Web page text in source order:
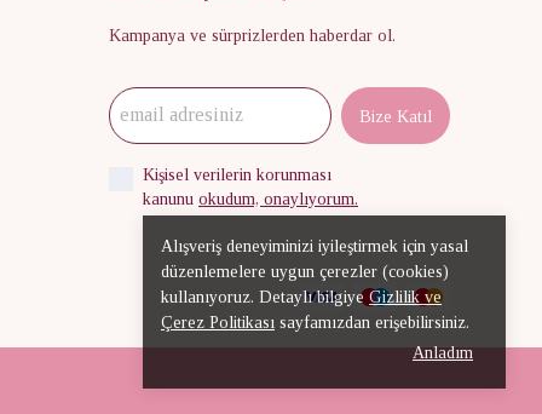
Alışveriş deneyiminizi iyileştirmek için yasal
düzenlemelere uygun çerezler (cookies)
kullanıyoruz. Detaylı bilgiye Gizlilik ve
Çerez Politikası sayfamızdan erişebilirsiniz.
Anladım
Kampanya ve sürprizlerden haberdar ol.
Bize Katıl
Kişisel verilerin korunması
kanunu okudum, onaylıyorum.